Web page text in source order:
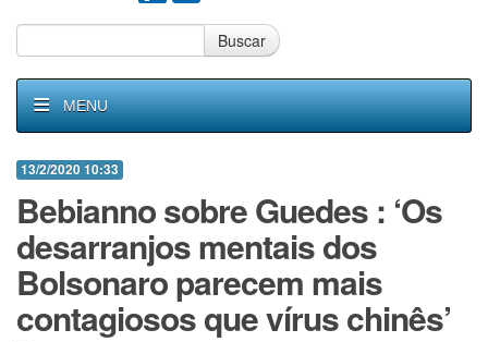
Buscar
MENU
13/2/2020 10:33
Bebianno sobre Guedes : ‘Os
desarranjos mentais dos
Bolsonaro parecem mais
contagiosos que vírus chinês’